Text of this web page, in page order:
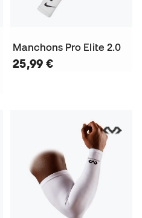
Manchons Pro Elite 2.0
25,99 €